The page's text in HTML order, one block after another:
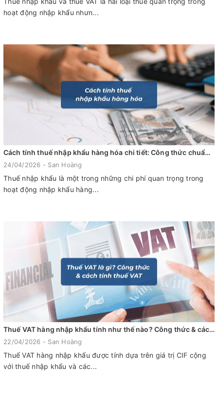
hoạt động nhập khẩu nhưn...
Cách tính thuế nhập khẩu hàng hóa chi tiết: Công thức chuẩn & ví dụ dễ hiểu
24/04/2026 - San Hoàng
Thuế nhập khẩu là một trong những chi phí quan trọng trong
hoạt động nhập khẩu hàng...
Thuế VAT hàng nhập khẩu tính như thế nào? Công thức & cách tính chuẩn
22/04/2026 - San Hoàng
Thuế VAT hàng nhập khẩu được tính dựa trên giá trị CIF cộng
với thuế nhập khẩu và các...